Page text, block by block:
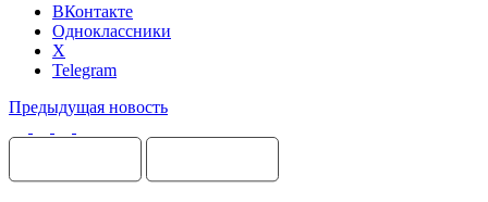
ВКонтакте
Одноклассники
X
Telegram
Предыдущая новость